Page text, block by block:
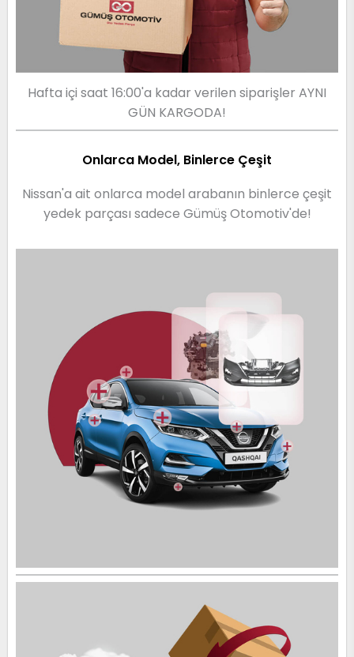
Hafta içi saat 16:00'a kadar verilen siparişler AYNI
GÜN KARGODA!
Onlarca Model, Binlerce Çeşit
Nissan'a ait onlarca model arabanın binlerce çeşit
yedek parçası sadece Gümüş Otomotiv'de!